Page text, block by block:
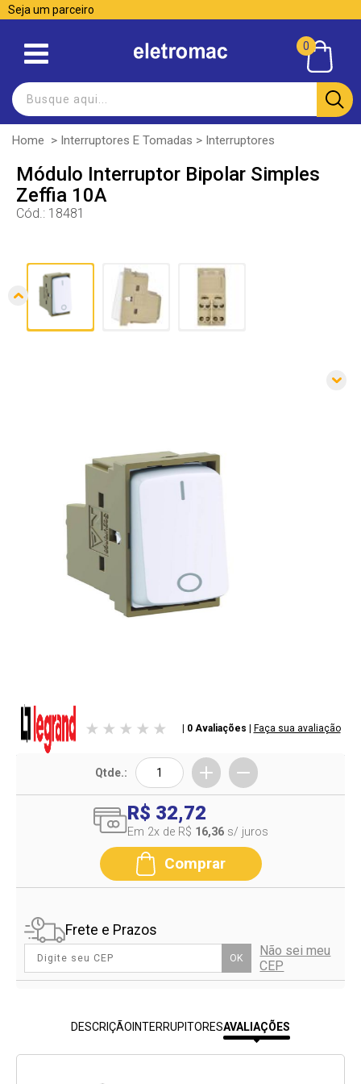
Seja um parceiro
0
Home > Interruptores E Tomadas > Interruptores
Módulo Interruptor Bipolar Simples
Zeffia 10A
Cód.: 18481
| 0 Avaliações Faça sua avaliação
Qtde.:
R$ 32,72
Em 2x de R$ 16,36 s/ juros
Comprar
Frete e Prazos
OK
Não sei meu
CEP
DESCRIÇÃO INTERRUPITORESAVALIAÇÕES